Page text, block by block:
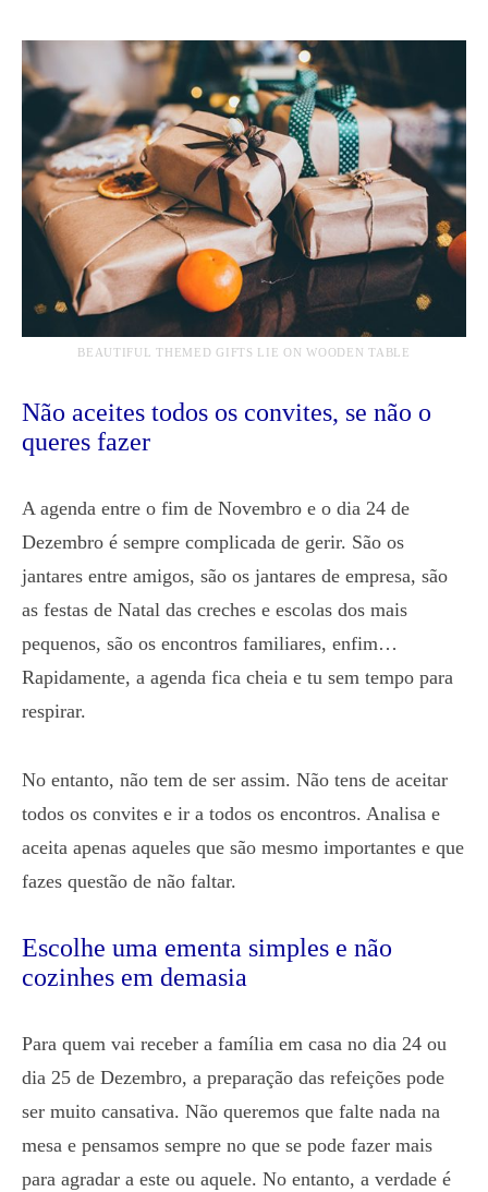
BEAUTIFUL THEMED GIFTS LIE ON WOODEN TABLE
Não aceites todos os convites, se não o
queres fazer
A agenda entre o fim de Novembro e o dia 24 de
Dezembro é sempre complicada de gerir. São os
jantares entre amigos, são os jantares de empresa, são
as festas de Natal das creches e escolas dos mais
pequenos, são os encontros familiares, enfim…
Rapidamente, a agenda fica cheia e tu sem tempo para
respirar.
No entanto, não tem de ser assim. Não tens de aceitar
todos os convites e ir a todos os encontros. Analisa e
aceita apenas aqueles que são mesmo importantes e que
fazes questão de não faltar.
Escolhe uma ementa simples e não
cozinhes em demasia
Para quem vai receber a família em casa no dia 24 ou
dia 25 de Dezembro, a preparação das refeições pode
ser muito cansativa. Não queremos que falte nada na
mesa e pensamos sempre no que se pode fazer mais
para agradar a este ou aquele. No entanto, a verdade é